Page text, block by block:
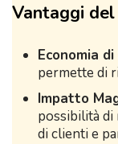
Vantaggi del
Economia
permette di
Impatto
possibilità
di clienti e